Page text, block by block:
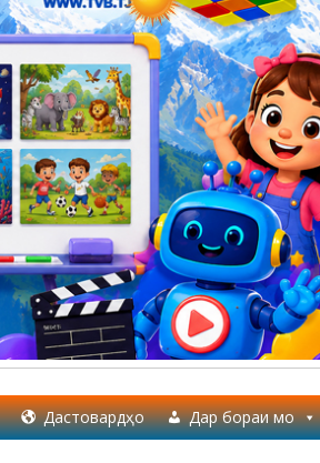
Дастовардҳо Дар бораи мо